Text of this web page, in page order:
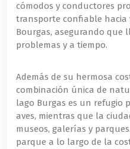
cómodos y conductores
transporte confiable hacia
Bourgas, asegurando que
problemas y a tiempo.
Además de su hermosa
combinación única de
lago Burgas es un refugio
aves, mientras que la
museos, galerías y
parque a lo largo de la